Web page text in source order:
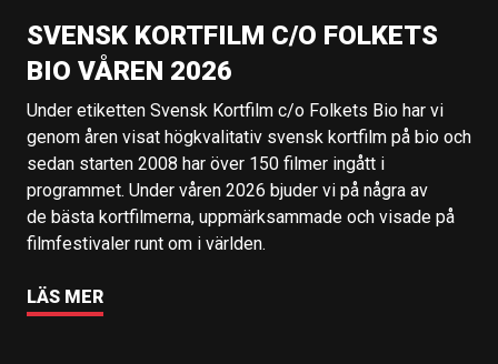
SVENSK KORTFILM C/O FOLKETS
BIO VÅREN 2026
Under etiketten Svensk Kortfilm c/o Folkets Bio har vi
genom åren visat högkvalitativ svensk kortfilm på bio och
sedan starten 2008 har över 150 filmer ingått i
programmet. Under våren 2026 bjuder vi på några av
de bästa kortfilmerna, uppmärksammade och visade på
filmfestivaler runt om i världen.
LÄS MER